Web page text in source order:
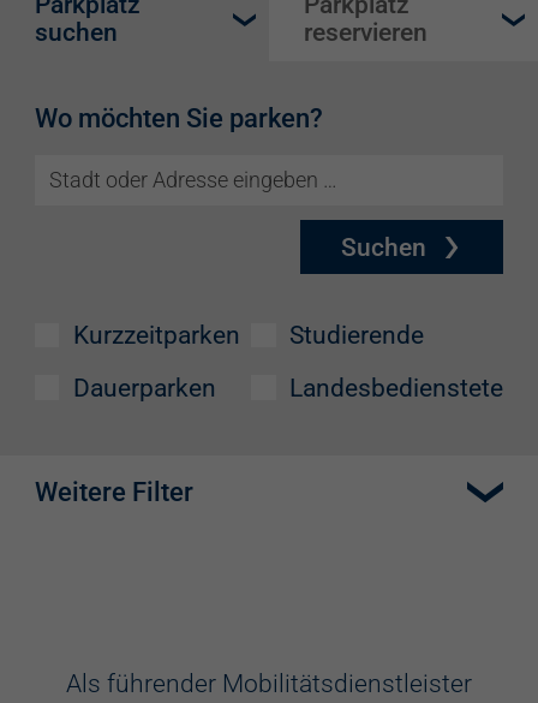
suchen
reservieren
Wo möchten Sie parken?
Suchen
Kurzzeitparken
Dauerparken
Studierende
Landesbedienstete
Weitere Filter
Aufzug
Als führender Mobilitätsdienstleister